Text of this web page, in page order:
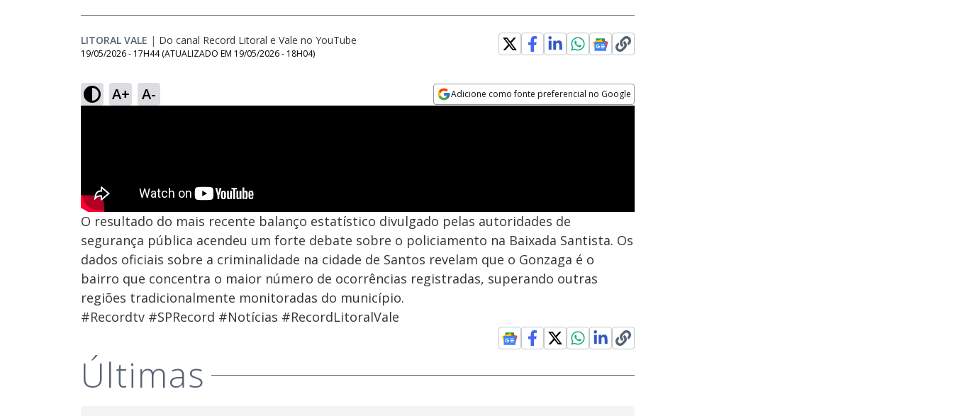
LITORAL VALE | Do canal Record Litoral e Vale no YouTube
19/05/2026 - 17H44 (ATUALIZADO EM 19/05/2026 - 18H04)
A+ A- Adicione como fonte preferencial no Google
O resultado do mais recente balanço estatístico divulgado pelas autoridades de
segurança pública acendeu um forte debate sobre o policiamento na Baixada Santista. Os
dados oficiais sobre a criminalidade na cidade de Santos revelam que o Gonzaga é o
bairro que concentra o maior número de ocorrências registradas, superando outras
regiões tradicionalmente monitoradas do município.
#Recordtv #SPRecord #Notícias #RecordLitoralVale
Últimas